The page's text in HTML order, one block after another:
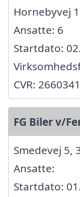
Hornebyvej
Ansatte: 6
Startdato:
CVR:
FG Biler v/
Smedevej 5,
Ansatte:
Startdato: